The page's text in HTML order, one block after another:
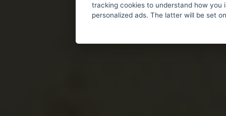
tracking cookies to understand how
personalized ads. The latter will be set